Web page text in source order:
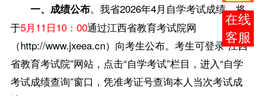
一、成绩公布。我省2026年4月自学考试成绩，将
于5月11日10：00通过江西省教育考试院网
（http://www.jxeea.cn）向考生公布。考生可登录“江西
省教育考试院”网站，点击“自学考试”栏目，进入“自学
考试成绩查询”窗口，凭准考证号查询本人当次考试成
在线
客服